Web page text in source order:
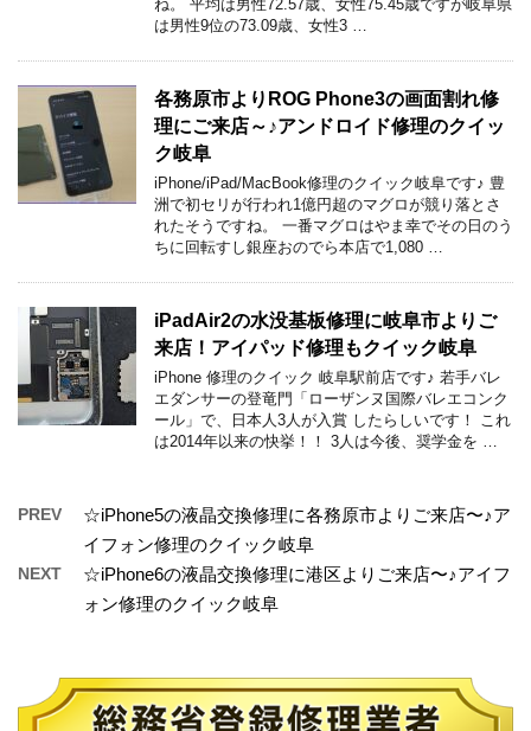
ね。 平均は男性72.57歳、女性75.45歳ですが岐阜県
は男性9位の73.09歳、女性3 …
各務原市よりROG Phone3の画面割れ修
理にご来店～♪アンドロイド修理のクイッ
ク岐阜
iPhone/iPad/MacBook修理のクイック岐阜です♪ 豊
洲で初セリが行われ1億円超のマグロが競り落とさ
れたそうですね。 一番マグロはやま幸でその日のう
ちに回転すし銀座おのでら本店で1,080 …
iPadAir2の水没基板修理に岐阜市よりご
来店！アイパッド修理もクイック岐阜
iPhone 修理のクイック 岐阜駅前店です♪ 若手バレ
エダンサーの登竜門「ローザンヌ国際バレエコンク
ール」で、日本人3人が入賞 したらしいです！ これ
は2014年以来の快挙！！ 3人は今後、奨学金を …
PREV
☆iPhone5の液晶交換修理に各務原市よりご来店〜♪ア
イフォン修理のクイック岐阜
NEXT
☆iPhone6の液晶交換修理に港区よりご来店〜♪アイフ
ォン修理のクイック岐阜